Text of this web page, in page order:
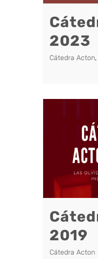
2023
Cátedra Acton,
2019
Cátedra Acton